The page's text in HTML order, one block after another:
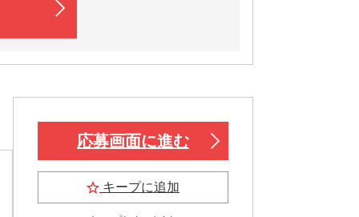
応募画面に進む
キープに追加